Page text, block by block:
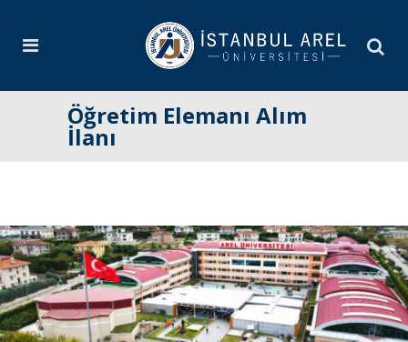
Öğretim Elemanı Alım
İlanı